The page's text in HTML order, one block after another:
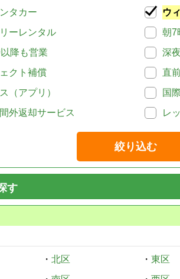
タカー
ウ
ーレンタル
朝7
降も営業
深
クト補償
直
（アプリ）
国
外返却サービス
レ
絞り込む
す
・ 北区 ・ 東区